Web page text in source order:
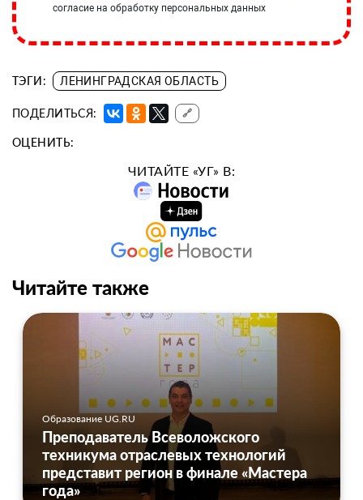
согласие на обработку персональных данных
ТЭГИ: ЛЕНИНГРАДСКАЯ ОБЛАСТЬ
ПОДЕЛИТЬСЯ: 🔗
ОЦЕНИТЬ:
ЧИТАЙТЕ «УГ» В:
Читайте также
Образование UG.RU
Преподаватель Всеволожского
техникума отраслевых технологий
представит регион в финале «Мастера
года»